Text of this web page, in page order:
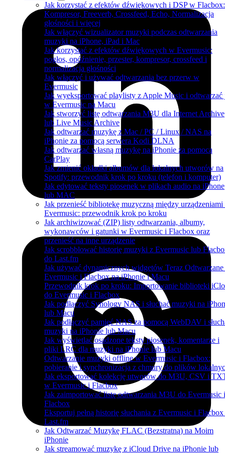
Jak korzystać z efektów dźwiękowych i DSP w Flacbox:
Kompresor, Freeverb, Crossfeed, Echo, Normalizacja
głośności i więcej
Jak włączyć wizualizator muzyki podczas odtwarzania
muzyki na iPhone, iPad i Mac
Jak korzystać z efektów dźwiękowych w Evermusic:
pogłos, opóźnienie, przester, kompresor, crossfeed i
normalizacja głośności
Jak włączyć i używać odtwarzania bez przerw w
Evermusic
Jak wyeksportować playlisty z Apple Music i odtwarzać
w Evermusic na Macu
Jak stworzyć listę odtwarzania M3U dla Internet Archive
lub Live Music Archive
Jak odtwarzać muzykę z Mac / PC / Linux / NAS na
iPhonie za pomocą serwera Kodi DLNA
Jak odtwarzać własną muzykę na iPhonie za pomocą
CarPlay
Jak zmienić okładki albumów dla lokalnych utworów na
Spotify: przewodnik krok po kroku (telefon i komputer)
Jak edytować teksty piosenek w plikach audio na iPhone
lub MAC
Jak przenieść bibliotekę muzyczną między
Evermusic: przewodnik krok po kroku
Jak archiwizować (ZIP) listy odtwarzania, albumy,
wykonawców i gatunki w Evermusic i Flacbox oraz
przenieść na inne urządzenie
Jak scrobblować historię muzyki z Evermusic lub
do Last.fm
Jak używać dynamicznych widgetów Teraz
Evermusic i Flacbox na iPhonie i Macu
Przewodnik krok po kroku: Importowanie biblioteki
do Evermusic i Flacbox
Jak podłączyć Synology NAS i słuchać muzyki na
lub Macu
Jak podłączyć pamięć NAS za pomocą WebDAV i
muzyki na iPhonie lub Macu
Jak wyświetlać osadzone teksty piosenek, komentarze i
pliki LRC dla muzyki na iPhonie lub Macu
Odtwarzanie muzyki offline w Evermusic i Flacbox:
pobieranie i synchronizacja z chmury do plików
Jak eksportować kolekcję utworów do M3U, CSV i
w Evermusic i Flacbox
Jak zaimportować listę odtwarzania M3U do Evermusic i
Flacbox
Eksportuj pełną historię słuchania z Evermusic i
Last.fm
Jak Odtwarzać Muzykę FLAC (Bezstratną) na Moim
iPhonie
Jak streamować muzykę z iCloud Drive na iPhonie lub